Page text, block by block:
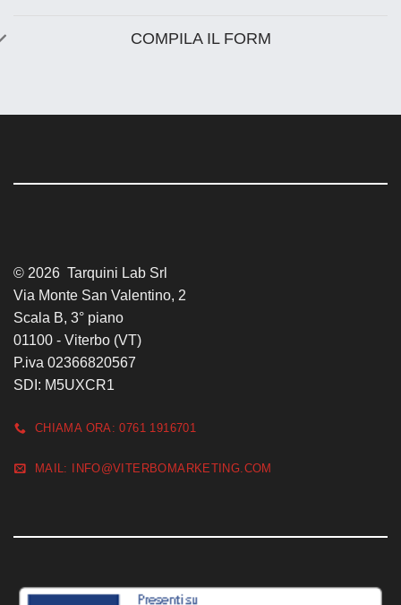
COMPILA IL FORM
© 2026 Tarquini Lab Srl
Via Monte San Valentino, 2
Scala B, 3° piano
01100 - Viterbo (VT)
P.iva 02366820567
SDI: M5UXCR1
CHIAMA ORA: 0761 1916701
MAIL: INFO@VITERBOMARKETING.COM